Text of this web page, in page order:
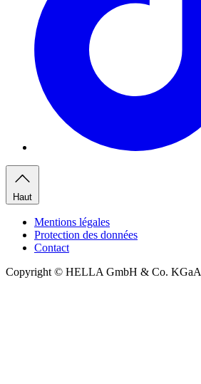
Haut
Mentions légales
Protection des données
Contact
Copyright © HELLA GmbH & Co. KGaA